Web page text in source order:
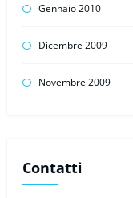
Gennaio 2010
Dicembre 2009
Novembre 2009
Contatti